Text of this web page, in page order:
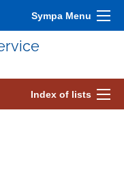
Sympa Menu
Index of lists